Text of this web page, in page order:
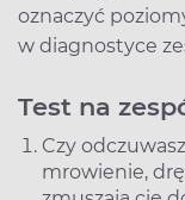
oznaczyć
w diagnostyce
Test na
Czy
mrowienie,